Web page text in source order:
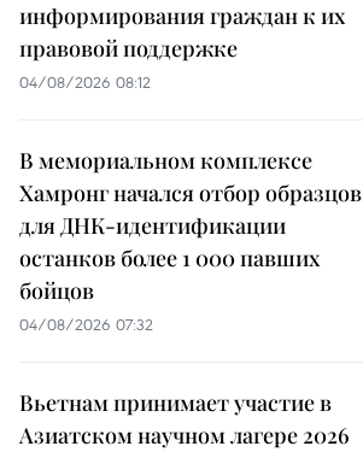
информирования граждан к их
правовой поддержке
04/08/2026 08:12
В мемориальном комплексе
Хамронг начался отбор образцов
для ДНК-идентификации
останков более 1 000 павших
бойцов
04/08/2026 07:32
Вьетнам принимает участие в
Азиатском научном лагере 2026